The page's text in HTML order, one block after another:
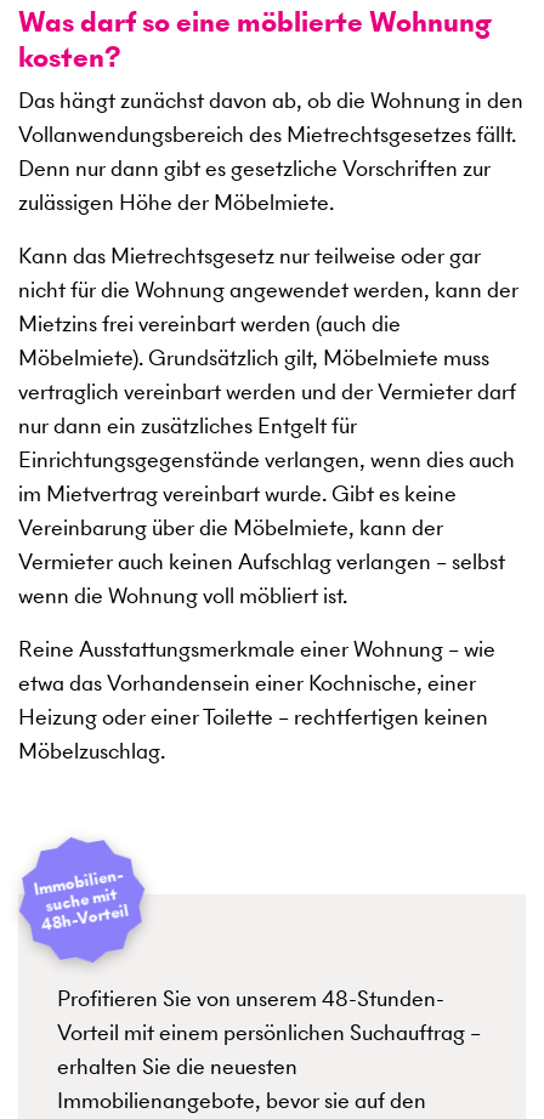
Was darf so eine möblierte Wohnung
kosten?
Das hängt zunächst davon ab, ob die Wohnung in den
Vollanwendungsbereich des Mietrechtsgesetzes fällt.
Denn nur dann gibt es gesetzliche Vorschriften zur
zulässigen Höhe der Möbelmiete.
Kann das Mietrechtsgesetz nur teilweise oder gar
nicht für die Wohnung angewendet werden, kann der
Mietzins frei vereinbart werden (auch die
Möbelmiete). Grundsätzlich gilt, Möbelmiete muss
vertraglich vereinbart werden und der Vermieter darf
nur dann ein zusätzliches Entgelt für
Einrichtungsgegenstände verlangen, wenn dies auch
im Mietvertrag vereinbart wurde. Gibt es keine
Vereinbarung über die Möbelmiete, kann der
Vermieter auch keinen Aufschlag verlangen – selbst
wenn die Wohnung voll möbliert ist.
Reine Ausstattungsmerkmale einer Wohnung – wie
etwa das Vorhandensein einer Kochnische, einer
Heizung oder einer Toilette – rechtfertigen keinen
Möbelzuschlag.
Profitieren Sie von unserem 48-Stunden-
Vorteil mit einem persönlichen Suchauftrag –
erhalten Sie die neuesten
Immobilienangebote, bevor sie auf den
I
mmobilien­
suche mit
48h-Vorteil